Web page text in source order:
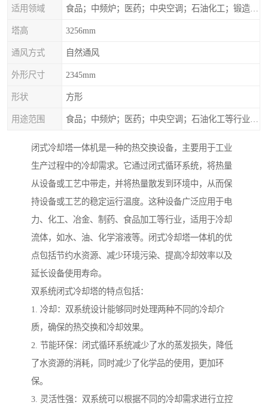
适用领域
塔高 3256mm
通风方式 自然通风
外形尺寸 2345mm
形状 方形
用途范围
闭式冷却塔一体机是一种的热交换设备，主要用于工业
生产过程中的冷却需求。它通过闭式循环系统，将热量
从设备或工艺中带走，并将热量散发到环境中，从而保
持设备或工艺的稳定运行温度。这种设备广泛应用于电
力、化工、冶金、制药、食品加工等行业，适用于冷却
流体，如水、油、化学溶液等。闭式冷却塔一体机的优
点包括节约水资源、减少环境污染、提高冷却效率以及
延长设备使用寿命。
双系统闭式冷却塔的特点包括：
1. 冷却：双系统设计能够同时处理两种不同的冷却介
质，确保的热交换和冷却效果。
2. 节能环保：闭式循环系统减少了水的蒸发损失，降低
了水资源的消耗，同时减少了化学品的使用，更加环
保。
3. 灵活性强：双系统可以根据不同的冷却需求进行立控